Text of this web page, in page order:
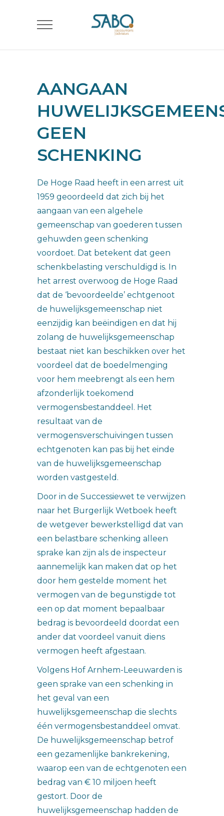
AANGAAN
GEEN
SCHENKING
De Hoge Raad heeft in een arrest uit
1959 geoordeeld dat zich bij het
aangaan van een algehele
gemeenschap van goederen tussen
gehuwden geen schenking
voordoet. Dat betekent dat geen
schenkbelasting verschuldigd is. In
het arrest overwoog de Hoge Raad
dat de ‘bevoordeelde’ echtgenoot
de huwelijksgemeenschap niet
eenzijdig kan beëindigen en dat hij
zolang de huwelijksgemeenschap
bestaat niet kan beschikken over het
voordeel dat de boedelmenging
voor hem meebrengt als een hem
afzonderlijk toekomend
vermogensbestanddeel. Het
resultaat van de
vermogensverschuivingen tussen
echtgenoten kan pas bij het einde
van de huwelijksgemeenschap
worden vastgesteld.
Door in de Successiewet te verwijzen
naar het Burgerlijk Wetboek heeft
de wetgever bewerkstelligd dat van
een belastbare schenking alleen
sprake kan zijn als de inspecteur
aannemelijk kan maken dat op het
door hem gestelde moment het
vermogen van de begunstigde tot
een op dat moment bepaalbaar
bedrag is bevoordeeld doordat een
ander dat voordeel vanuit diens
vermogen heeft afgestaan.
Volgens Hof Arnhem-Leeuwarden is
geen sprake van een schenking in
het geval van een
huwelijksgemeenschap die slechts
één vermogensbestanddeel omvat.
De huwelijksgemeenschap betrof
een gezamenlijke bankrekening,
waarop een van de echtgenoten een
bedrag van € 10 miljoen heeft
gestort. Door de
huwelijksgemeenschap hadden de